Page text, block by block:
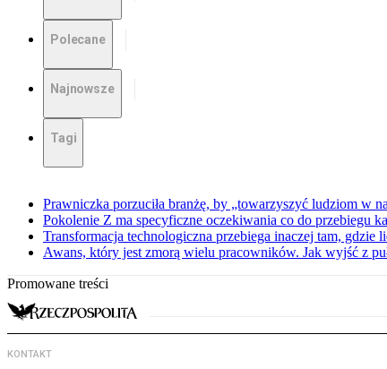
Polecane
Najnowsze
Tagi
Prawniczka porzuciła branżę, by „towarzyszyć ludziom w
Pokolenie Z ma specyficzne oczekiwania co do przebiegu
Transformacja technologiczna przebiega inaczej tam, gdzie
Awans, który jest zmorą wielu pracowników. Jak wyjść z
Promowane treści
KONTAKT